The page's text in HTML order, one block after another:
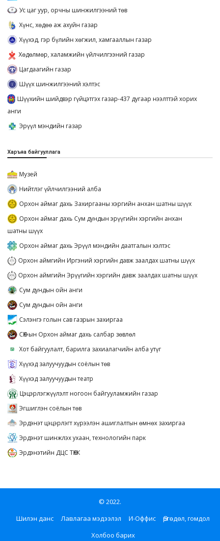
Ус цаг уур, орчны шинжилгээний төв
Хүнс, хөдөө аж ахуйн газар
Хүүхэд, гэр бүлийн хөгжил, хамгааллын газар
Хөдөлмөр, халамжийн үйлчилгээний газар
Цагдаагийн газар
Шүүх шинжилгээний хэлтэс
Шүүхийн шийдвэр гүйцэтгэх газар-437 дугаар нээлттэй хорих
анги
Эрүүл мэндийн газар
Харъяа байгууллага
Музей
Нийтлэг үйлчилгээний алба
Орхон аймаг дахь Захиргааны хэргийн анхан шатны шүүх
Орхон аймаг дахь Сум дундын эрүүгийн хэргийн анхан
шатны шүүх
Орхон аймаг дахь Эрүүл мэндийн даатгалын хэлтэс
Орхон аймгийн Иргэний хэргийн давж заалдах шатны шүүх
Орхон аймгийн Эрүүгийн хэргийн давж заалдах шатны шүүх
Сум дундын ойн анги
Сум дундын ойн анги
Сэлэнгэ голын сав газрын захиргаа
СӨХ-ын Орхон аймаг дахь салбар зөвлөл
Хот байгуулалт, барилга захиалагчийн алба утүг
Хүүхэд залуучуудын соёлын төв
Хүүхэд залуучуудын театр
Цэцэрлэгжүүлэлт ногоон байгууламжийн газар
Эгшиглэн соёлын төв
Эрдэнэт цэцэрлэгт хүрээлэн ашиглалтын өмнөх захиргаа
Эрдэнэт шинжлэх ухаан, технологийн парк
Эрдэнэтийн ДЦС ТӨХК
© 2022.
Шилэн данс
Лавлагаа мэдээлэл И-Оффис
Өргөдөл, гомдол
Холбоо барих